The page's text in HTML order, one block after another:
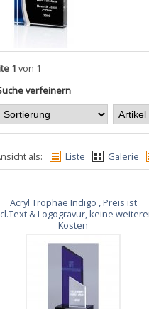
1 von 1
verfeinern
als: Liste Galerie
Acryl Trophäe Indigo , Preis ist
& Logogravur, keine
Kosten